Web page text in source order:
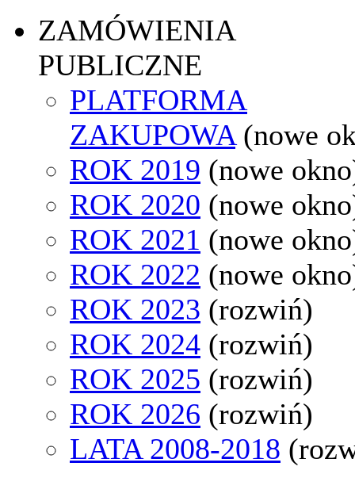
ZAMÓWIENIA
PUBLICZNE
PLATFORMA
ZAKUPOWA (nowe
ROK 2019 (nowe
ROK 2020 (nowe
ROK 2021 (nowe
ROK 2022 (nowe
ROK 2023 (rozwiń)
ROK 2024 (rozwiń)
ROK 2025 (rozwiń)
ROK 2026 (rozwiń)
LATA 2008-2018